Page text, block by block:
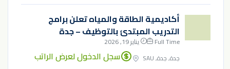
أكاديمية الطاقة والمياه تعلن برامج
التدريب المبتدئ بالتوظيف – جدة
Full Time
يناير 19, 2026
جدة, جدة, SAU
سجل الدخول لعرض الراتب